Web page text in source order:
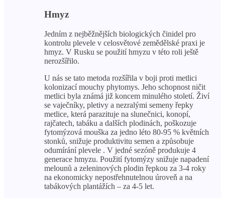
Hmyz
Jedním z nejběžnějších biologických činidel pro
kontrolu plevele v celosvětové zemědělské praxi je
hmyz. V Rusku se použití hmyzu v této roli ještě
nerozšířilo.
U nás se tato metoda rozšířila v boji proti metlici
kolonizací mouchy phytomys. Jeho schopnost ničit
metlici byla známá již koncem minulého století. Živí
se vaječníky, pletivy a nezralými semeny řepky
metlice, která parazituje na slunečnici, konopí,
rajčatech, tabáku a dalších plodinách, poškozuje
fytomýzová mouška za jedno léto 80-95 % květních
stonků, snižuje produktivitu semen a způsobuje
odumírání plevele . V jedné sezóně produkuje 4
generace hmyzu. Použití fytomýzy snižuje napadení
melounů a zeleninových plodin řepkou za 3-4 roky
na ekonomicky nepostřehnutelnou úroveň a na
tabákových plantážích – za 4-5 let.